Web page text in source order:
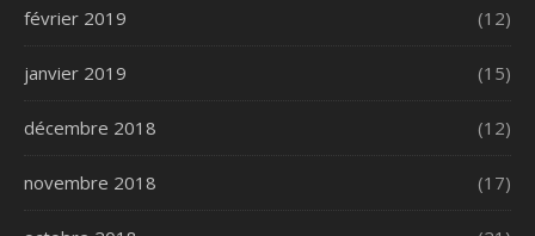
février 2019 (12)
janvier 2019 (15)
décembre 2018 (12)
novembre 2018 (17)